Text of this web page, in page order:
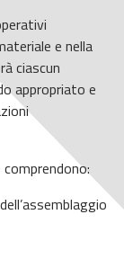
e nella
ciascun
appropriato e